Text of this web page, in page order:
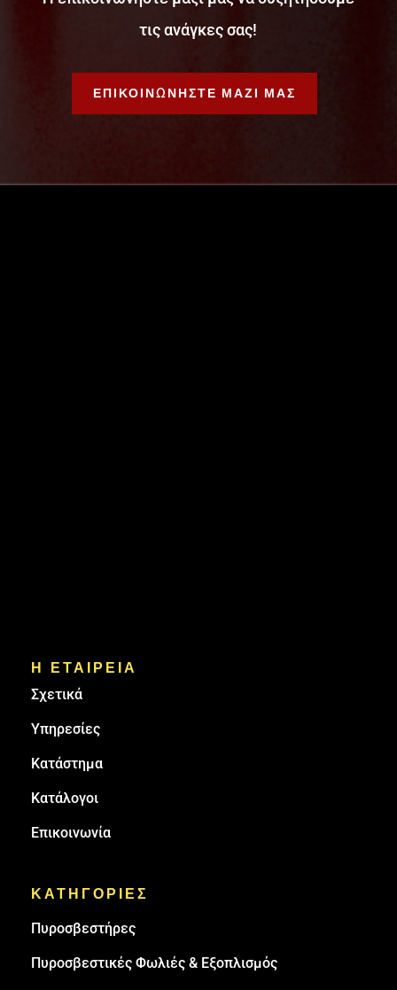
τις ανάγκες σας!
ΕΠΙΚΟΙΝΩΝΗΣΤΕ ΜΑΖΙ ΜΑΣ
Η ΕΤΑΙΡΕΙΑ
Σχετικά
Υπηρεσίες
Κατάστημα
Κατάλογοι
Επικοινωνία
ΚΑΤΗΓΟΡΙΕΣ
Πυρoσβεστήρες
Πυροσβεστικές Φωλιές & Εξοπλισμός